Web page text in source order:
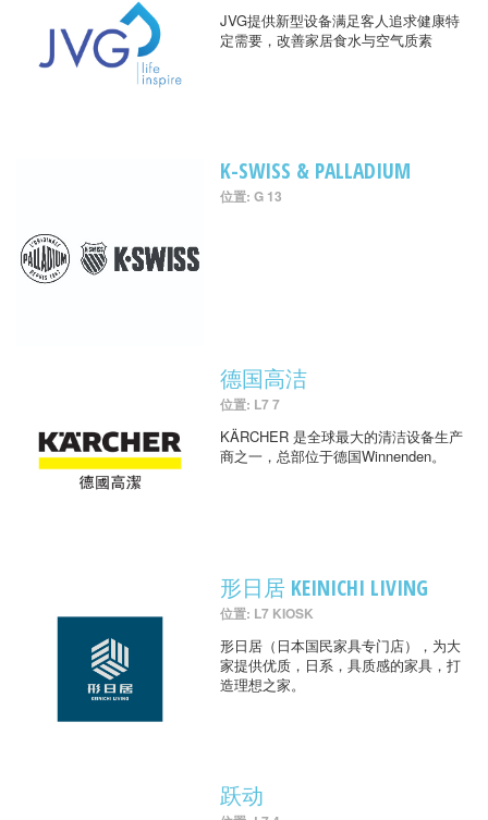
JVG提供新型设备满足客人追求健康特
定需要，改善家居食水与空气质素
K-SWISS & PALLADIUM
位置: G 13
德国高洁
位置: L7 7
KÄRCHER 是全球最大的清洁设备生产
商之一，总部位于德国Winnenden。
形日居 KEINICHI LIVING
位置: L7 KIOSK
形日居（日本国民家具专门店），为大
家提供优质，日系，具质感的家具，打
造理想之家。
跃动